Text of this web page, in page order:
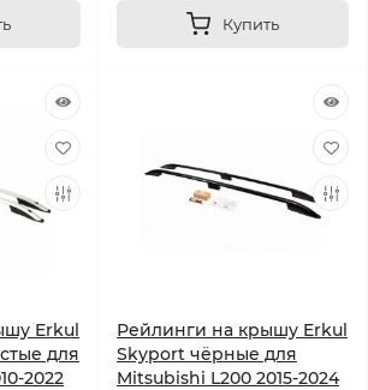
Купить
Erkul
для
2022
Рейлинги на крышу Erkul
Skyport чёрные для
Mitsubishi L200 2015-2024